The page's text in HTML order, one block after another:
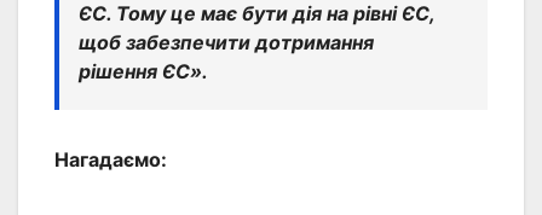
ЄС. Тому це має бути дія на рівні ЄС,
щоб забезпечити дотримання
рішення ЄС».
Нагадаємо: